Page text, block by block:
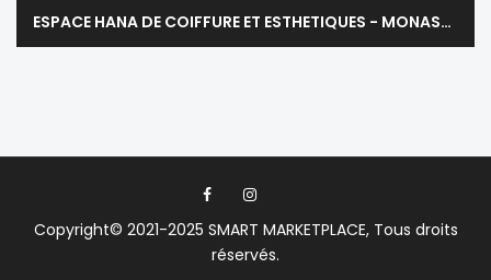
ESPACE HANA DE COIFFURE ET ESTHETIQUES - MONASTIR
Copyright© 2021-2025 SMART MARKETPLACE, Tous droits
réservés.